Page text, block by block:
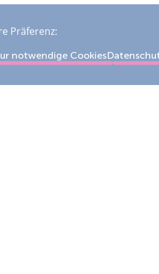
Präferenz:
notwendige Cookies